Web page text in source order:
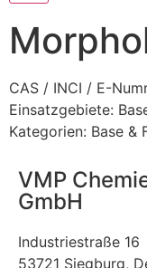
CAS / INCI / E-
Einsatzgebiete:
Kategorien: Base &
VMP
GmbH
Industriestraße 16
53721 Siegburg,